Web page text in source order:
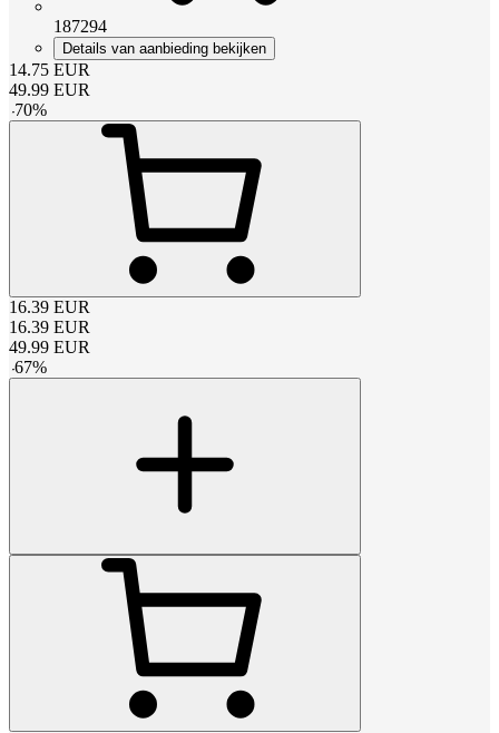
187294
Details van aanbieding bekijken
14.75 EUR
49.99 EUR
-70%
16.39 EUR
16.39 EUR
49.99 EUR
-67%